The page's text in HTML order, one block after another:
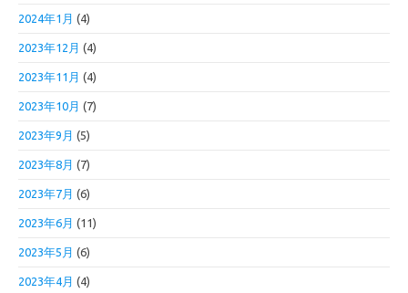
2024年1月 (4)
2023年12月 (4)
2023年11月 (4)
2023年10月 (7)
2023年9月 (5)
2023年8月 (7)
2023年7月 (6)
2023年6月 (11)
2023年5月 (6)
2023年4月 (4)